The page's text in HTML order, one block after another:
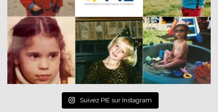
Suivez PIE sur Instagram